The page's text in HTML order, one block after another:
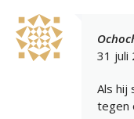
31 juli
Als hij
tegen